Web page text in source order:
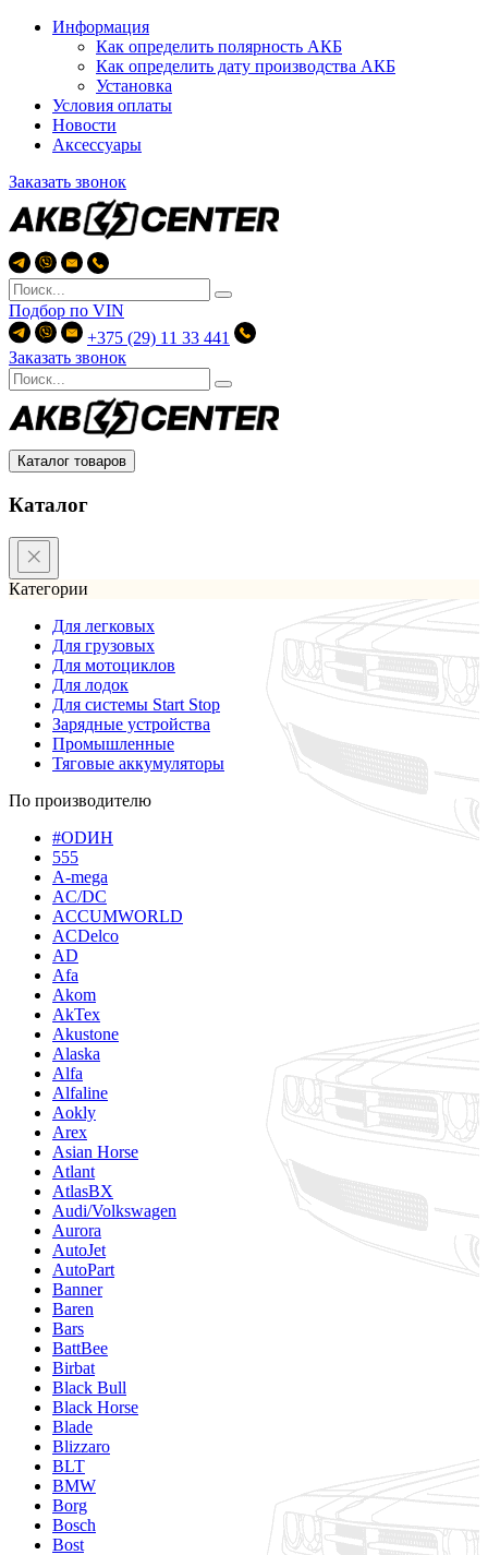
Информация
Как определить полярность АКБ
Как определить дату производства АКБ
Установка
Условия оплаты
Новости
Аксессуары
Заказать звонок
Подбор по VIN
+375 (29) 11 33 441
Заказать звонок
Каталог товаров
Каталог
Категории
Для легковых
Для грузовых
Для мотоциклов
Для лодок
Для системы Start Stop
Зарядные устройства
Промышленные
Тяговые аккумуляторы
По производителю
#ODИН
555
A-mega
AC/DC
ACCUMWORLD
ACDelco
AD
Afa
Akom
AkTex
Akustone
Alaska
Alfa
Alfaline
Aokly
Arex
Asian Horse
Atlant
AtlasBX
Audi/Volkswagen
Aurora
AutoJet
AutoPart
Banner
Baren
Bars
BattBee
Birbat
Black Bull
Black Horse
Blade
Blizzaro
BLT
BMW
Borg
Bosch
Bost